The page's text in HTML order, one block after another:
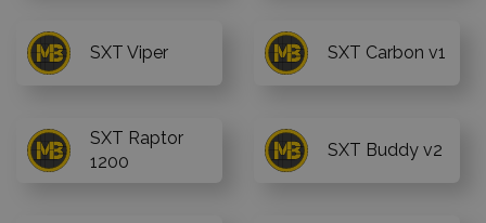
SXT Viper SXT Carbon v1
SXT Raptor
1200
SXT Buddy v2